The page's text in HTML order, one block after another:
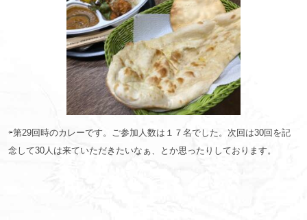
⇦第29回時のカレーです。ご参加人数は１７名でした。次回は30回を記
念して30人は来ていただきたいなぁ、とか思ったりしております。